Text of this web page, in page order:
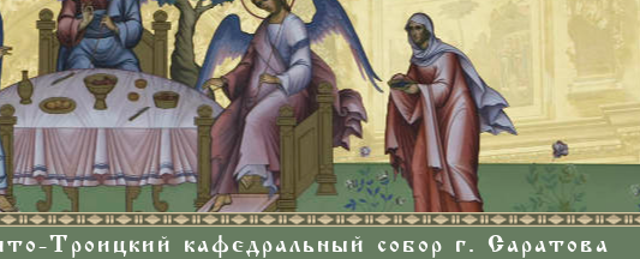
Троицкий кафедральный собор г. Саратова